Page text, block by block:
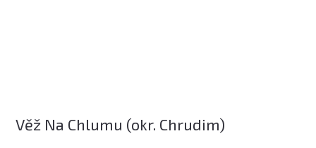
Věž Na Chlumu (okr. Chrudim)